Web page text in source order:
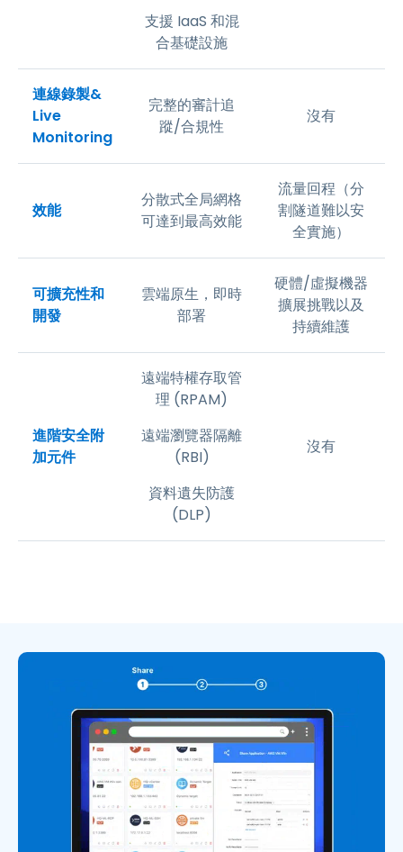
支援 IaaS 和混
合基礎設施
連線錄製&
Live
Monitoring
完整的審計追
蹤/合規性
沒有
效能
分散式全局網格
可達到最高效能
流量回程（分
割隧道難以安
全實施）
可擴充性和
開發
雲端原生，即時
部署
硬體/虛擬機器
擴展挑戰以及
持續維護
進階安全附
加元件
遠端特權存取管
理 (RPAM)
遠端瀏覽器隔離
(RBI)
資料遺失防護
(DLP)
沒有